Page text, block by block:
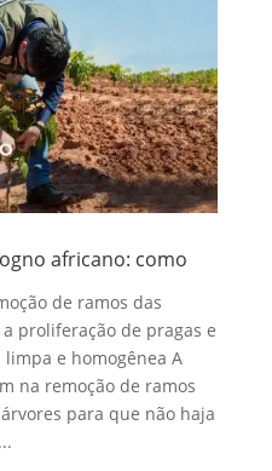
africano: como
de ramos das
proliferação de pragas e
e homogênea A
na remoção de ramos
para que não haja